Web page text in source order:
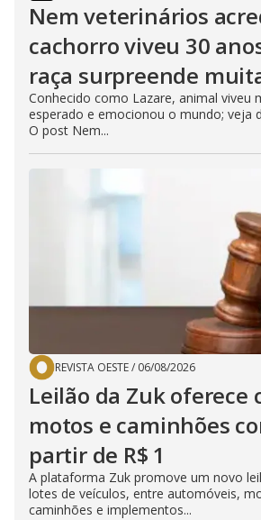
Nem veterinários
cachorro viveu 30
raça surpreende
Conhecido como Lazare, animal viveu
esperado e emocionou o mundo; veja
O post Nem...
REVISTA OESTE/ 06/08/2026
Leilão da Zuk oferece
motos e caminhões
partir de R$ 1
A plataforma Zuk promove um novo
lotes de veículos, entre automóveis,
caminhões e implementos...